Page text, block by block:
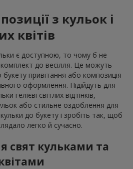
з кульок і
квітів
є доступною, то чому б не
комплект до весілля. Це можуть
букету привітання або композиція
оформлення. Підійдуть для
гелієві світлих відтінків,
або стильне оздоблення для
до букету і зробіть так, щоб
легко й сучасно.
свят кульками та